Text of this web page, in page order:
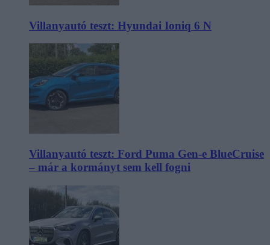
Villanyautó teszt: Hyundai Ioniq 6 N
Villanyautó teszt: Ford Puma Gen-e BlueCruise
– már a kormányt sem kell fogni